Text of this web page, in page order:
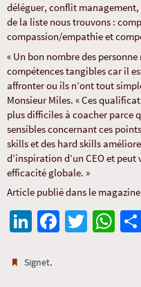
déléguer, conflit
de la liste nous trouvons :
compassion/empathie et
« Un bon nombre des
compétences tangibles car il
affronter ou ils n’ont tout
Monsieur Miles. « Ces
plus difficiles à coacher parce
sensibles concernant ces
skills et des hard skills
d’inspiration d’un CEO et
efficacité globale. »
Article publié dans le magazine
Li
ke
Fa T
W
Signet.